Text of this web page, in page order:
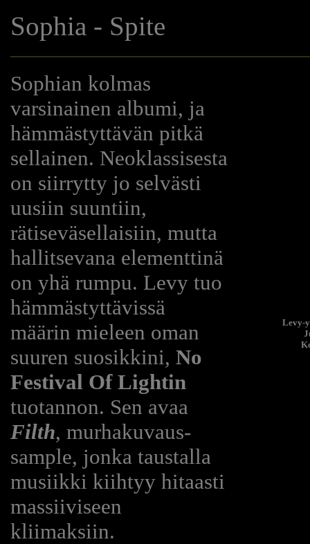
Sophia - Spite
Sophian kolmas
varsinainen albumi, ja
hämmästyttävän pitkä
sellainen. Neoklassisesta
on siirrytty jo selvästi
uusiin suuntiin,
rätiseväsellaisiin, mutta
hallitsevana elementtinä
on yhä rumpu. Levy tuo
hämmästyttävissä
määrin mieleen oman
suuren suosikkini, No
Festival Of Lightin
tuotannon. Sen avaa
Filth, murhakuvaus-
sample, jonka taustalla
musiikki kiihtyy hitaasti
massiiviseen
kliimaksiin.
Levy-